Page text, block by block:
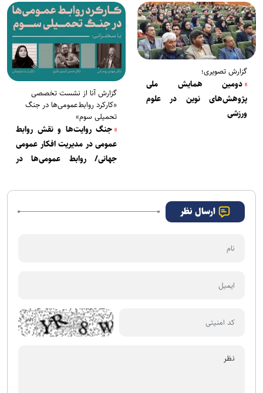
گزارش تصویری؛
دومین همایش ملی
پژوهش‌های نوین در علوم
ورزشی
گزارش آنا از نشست تخصصی
«کارکرد روابط‌عمومی‌ها در جنگ
تحمیلی سوم»
جنگ روایت‌ها و نقش روابط
عمومی در مدیریت افکار عمومی
جهانی/ روابط عمومی‌ها در
روایت‌سازی کنند
ارسال نظر